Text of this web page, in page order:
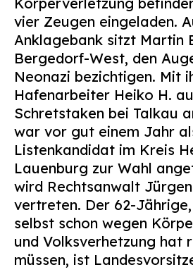
vier Zeugen eingeladen.
Anklagebank sitzt Martin
Bergedorf-West, den
Neonazi bezichtigen. Mit
Hafenarbeiter Heiko H.
Schretstaken bei Talkau
war vor gut einem Jahr
Listenkandidat im Kreis
Lauenburg zur Wahl
wird Rechtsanwalt
vertreten. Der 62-
selbst schon wegen
und Volksverhetzung hat
müssen, ist